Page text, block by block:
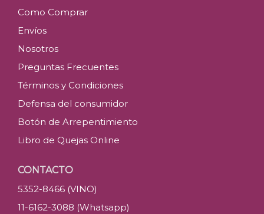
Como Comprar
Envíos
Nosotros
Preguntas Frecuentes
Términos y Condiciones
Defensa del consumidor
Botón de Arrepentimiento
Libro de Quejas Online
CONTACTO
5352-8466 (VINO)
11-6162-3088 (Whatsapp)